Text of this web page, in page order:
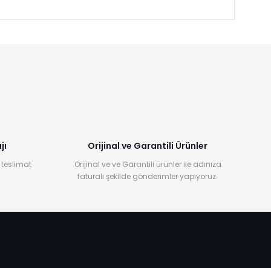
teslimat
Orijinal ve Garantili Ürünler
Orijinal ve ve Garantili ürünler ile adınıza
faturalı şekilde gönderimler yapıyoruz.